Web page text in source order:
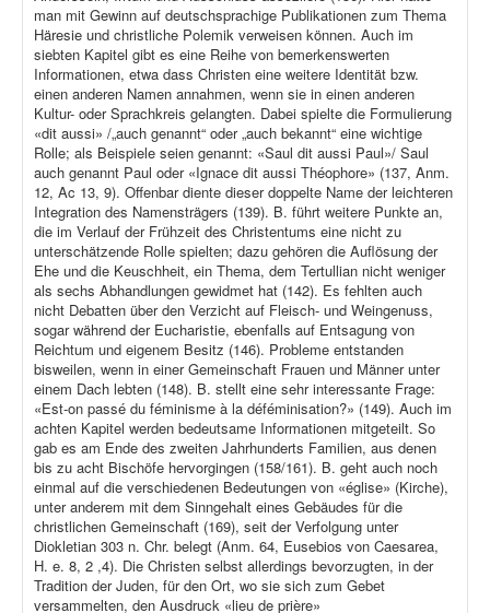
man mit Gewinn auf deutschsprachige Publikationen zum Thema
Häresie und christliche Polemik verweisen können. Auch im
siebten Kapitel gibt es eine Reihe von bemerkenswerten
Informationen, etwa dass Christen eine weitere Identität bzw.
einen anderen Namen annahmen, wenn sie in einen anderen
Kultur- oder Sprachkreis gelangten. Dabei spielte die Formulierung
«dit aussi» /„auch genannt“ oder „auch bekannt“ eine wichtige
Rolle; als Beispiele seien genannt: «Saul dit aussi Paul»/ Saul
auch genannt Paul oder «Ignace dit aussi Théophore» (137, Anm.
12, Ac 13, 9). Offenbar diente dieser doppelte Name der leichteren
Integration des Namensträgers (139). B. führt weitere Punkte an,
die im Verlauf der Frühzeit des Christentums eine nicht zu
unterschätzende Rolle spielten; dazu gehören die Auflösung der
Ehe und die Keuschheit, ein Thema, dem Tertullian nicht weniger
als sechs Abhandlungen gewidmet hat (142). Es fehlten auch
nicht Debatten über den Verzicht auf Fleisch- und Weingenuss,
sogar während der Eucharistie, ebenfalls auf Entsagung von
Reichtum und eigenem Besitz (146). Probleme entstanden
bisweilen, wenn in einer Gemeinschaft Frauen und Männer unter
einem Dach lebten (148). B. stellt eine sehr interessante Frage:
«Est-on passé du féminisme à la déféminisation?» (149). Auch im
achten Kapitel werden bedeutsame Informationen mitgeteilt. So
gab es am Ende des zweiten Jahrhunderts Familien, aus denen
bis zu acht Bischöfe hervorgingen (158/161). B. geht auch noch
einmal auf die verschiedenen Bedeutungen von «église» (Kirche),
unter anderem mit dem Sinngehalt eines Gebäudes für die
christlichen Gemeinschaft (169), seit der Verfolgung unter
Diokletian 303 n. Chr. belegt (Anm. 64, Eusebios von Caesarea,
H. e. 8, 2 ,4). Die Christen selbst allerdings bevorzugten, in der
Tradition der Juden, für den Ort, wo sie sich zum Gebet
versammelten, den Ausdruck «lieu de prière»